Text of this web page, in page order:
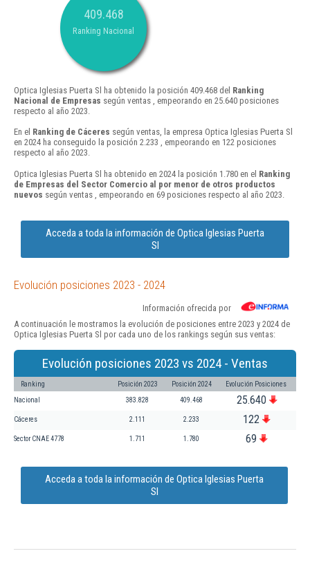
409.468
Ranking Nacional
Optica Iglesias Puerta Sl ha obtenido la posición 409.468 del Ranking
Nacional de Empresas según ventas , empeorando en 25.640 posiciones
respecto al año 2023.
En el Ranking de Cáceres según ventas, la empresa Optica Iglesias Puerta Sl
en 2024 ha conseguido la posición 2.233 , empeorando en 122 posiciones
respecto al año 2023.
Optica Iglesias Puerta Sl ha obtenido en 2024 la posición 1.780 en el Ranking
de Empresas del Sector Comercio al por menor de otros productos
nuevos según ventas , empeorando en 69 posiciones respecto al año 2023.
Acceda a toda la información de Optica Iglesias Puerta
Sl
Evolución posiciones 2023 - 2024
Información ofrecida por
A continuación le mostramos la evolución de posiciones entre 2023 y 2024 de
Optica Iglesias Puerta Sl por cada uno de los rankings según sus ventas:
Evolución posiciones 2023 vs 2024 - Ventas
Ranking Posición 2023 Posición 2024 Evolución Posiciones
Nacional 383.828 409.468 25.640
Cáceres 2.111 2.233 122
Sector CNAE 4778 1.711 1.780 69
Acceda a toda la información de Optica Iglesias Puerta
Sl